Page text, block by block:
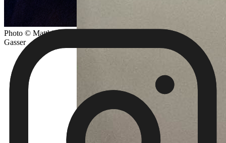
Photo © Matthias
Gasser